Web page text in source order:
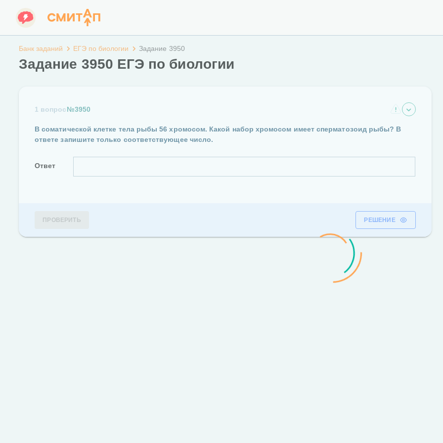
Банк заданий ЕГЭ по биологии Задание 3950
Задание 3950 ЕГЭ по биологии
1 вопрос№3950
В соматической клетке тела рыбы 56 хромосом. Какой набор хромосом имеет сперматозоид рыбы? В
ответе запишите только соответствующее число.
Ответ
ПРОВЕРИТЬ РЕШЕНИЕ